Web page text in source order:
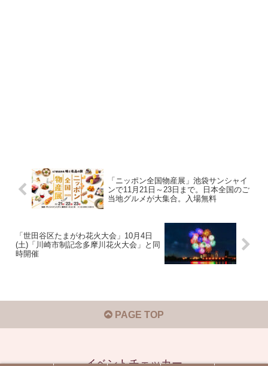
「ニッポン全国物産展」池袋サンシャイ
ンで11月21日～23日まで。日本全国のご
当地グルメが大集合。入場無料
「世田谷区たまがわ花火大会」10月4日
(土)「川崎市制記念多摩川花火大会」と同
時開催
PAGE TOP
イベントチェッカー